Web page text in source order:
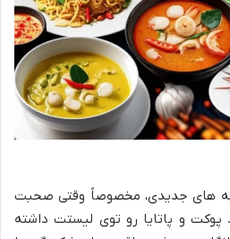
های جدیدی، مخصوصاً وقتی صحبت
پوکت و پاتایا رو توی لیستت داشته